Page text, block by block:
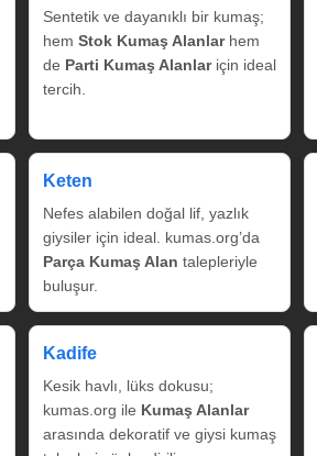
Sentetik ve dayanıklı bir kumaş;
hem Stok Kumaş Alanlarhem
de Parti Kumaş Alanlariçin ideal
tercih.
Keten
Nefes alabilen doğal lif, yazlık
giysiler için ideal. kumas.org’da
Parça Kumaş Alan talepleriyle
buluşur.
Kadife
Kesik havlı, lüks dokusu;
kumas.org ile Kumaş Alanlar
arasında dekoratif ve giysi kumaş